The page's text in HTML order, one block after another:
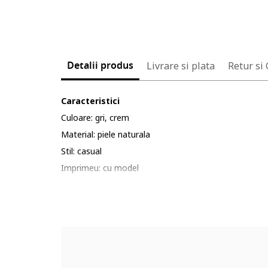
Detalii produs Livrare si plata Retur si
Caracteristici
Culoare: gri, crem
Material: piele naturala
Stil: casual
Imprimeu: cu model